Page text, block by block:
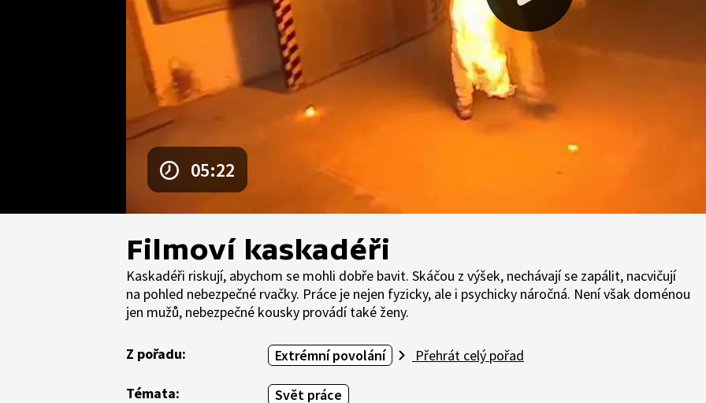
05:22
Filmoví kaskadéři
Kaskadéři riskují, abychom se mohli dobře bavit. Skáčou z výšek, nechávají se zapálit, nacvičují
na pohled nebezpečné rvačky. Práce je nejen fyzicky, ale i psychicky náročná. Není však doménou
jen mužů, nebezpečné kousky provádí také ženy.
Z pořadu: Extrémní povolání Přehrát celý pořad
Témata: Svět práce